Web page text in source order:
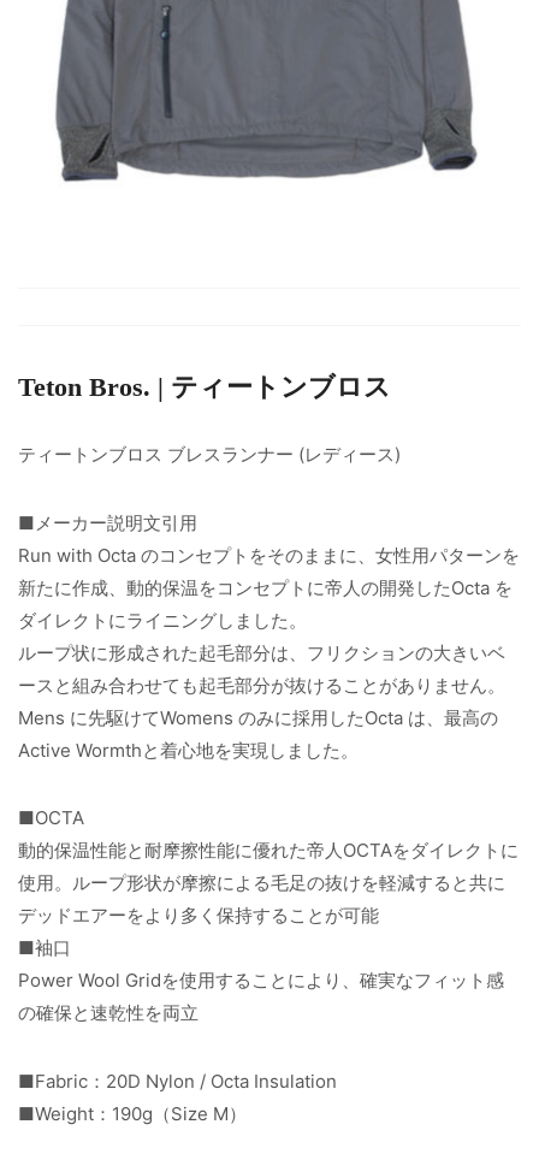
Teton Bros. | ティートンブロス
ティートンブロス ブレスランナー (レディース)
■メーカー説明文引用
Run with Octa のコンセプトをそのままに、女性用パターンを
新たに作成、動的保温をコンセプトに帝人の開発したOcta を
ダイレクトにライニングしました。
ループ状に形成された起毛部分は、フリクションの大きいベ
ースと組み合わせても起毛部分が抜けることがありません。
Mens に先駆けてWomens のみに採用したOcta は、最高の
Active Wormthと着心地を実現しました。
■OCTA
動的保温性能と耐摩擦性能に優れた帝人OCTAをダイレクトに
使用。ループ形状が摩擦による毛足の抜けを軽減すると共に
デッドエアーをより多く保持することが可能
■袖口
Power Wool Gridを使用することにより、確実なフィット感
の確保と速乾性を両立
■Fabric：20D Nylon / Octa Insulation
■Weight：190g（Size M）